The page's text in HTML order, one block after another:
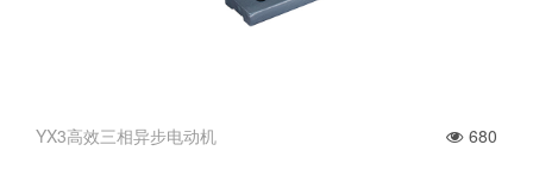
YX3高效三相异步电动机 680